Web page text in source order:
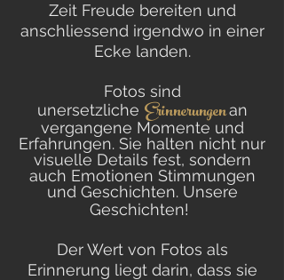
Zeit Freude bereiten und
anschliessend irgendwo in einer
Ecke landen.
Fotos sind
unersetzliche Erinnerungenan
vergangene Momente und
Erfahrungen. Sie halten nicht nur
visuelle Details fest, sondern
auch Emotionen Stimmungen
und Geschichten. Unsere
Geschichten!
Der Wert von Fotos als
Erinnerung liegt darin, dass sie